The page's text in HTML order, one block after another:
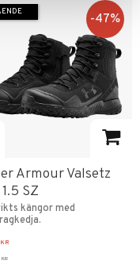
till i favoriter
Armour Valsetz
SZ
kängor med
KR
KR
47%